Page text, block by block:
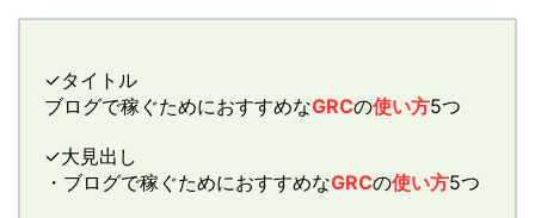
✓タイトル
ブログで稼ぐためにおすすめなGRCの使い方5つ
✓大見出し
・ブログで稼ぐためにおすすめなGRCの使い方5つ